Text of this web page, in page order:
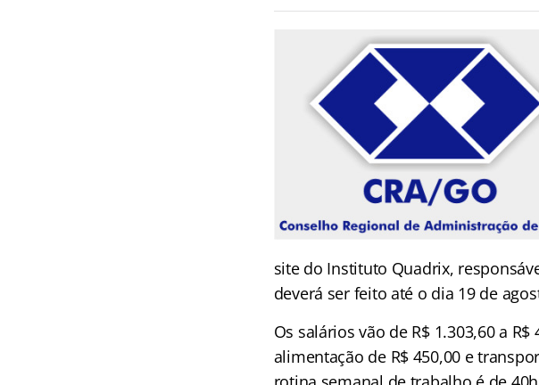
site do Instituto Quadrix,
deverá ser feito até o dia 19 de
Os salários vão de R$ 1.303,60 a
alimentação de R$ 450,00 e